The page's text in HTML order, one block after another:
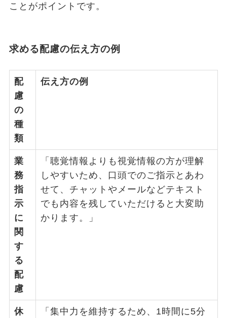
ことがポイントです。
求める配慮の伝え方の例
配
慮
の
種
類
伝え方の例
業
務
指
示
に
関
す
る
配
慮
「聴覚情報よりも視覚情報の方が理解
しやすいため、口頭でのご指示とあわ
せて、チャットやメールなどテキスト
でも内容を残していただけると大変助
かります。」
休
「集中力を維持するため、1時間に5分